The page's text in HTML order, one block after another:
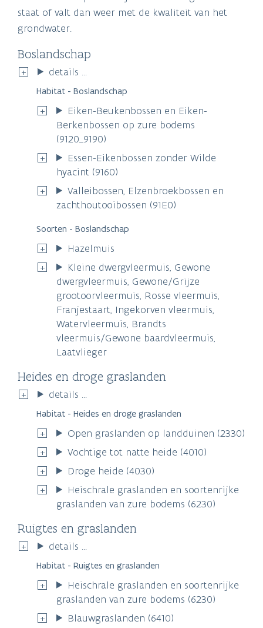
staat of valt dan weer met de kwaliteit van het
grondwater.
Boslandschap
details ...
Habitat - Boslandschap
Eiken-Beukenbossen en Eiken-
Berkenbossen op zure bodems
(9120_9190)
Essen-Eikenbossen zonder Wilde
hyacint (9160)
Valleibossen, Elzenbroekbossen en
zachthoutooibossen (91E0)
Soorten - Boslandschap
Hazelmuis
Kleine dwergvleermuis, Gewone
dwergvleermuis, Gewone/Grijze
grootoorvleermuis, Rosse vleermuis,
Franjestaart, Ingekorven vleermuis,
Watervleermuis, Brandts
vleermuis/Gewone baardvleermuis,
Laatvlieger
Heides en droge graslanden
details ...
Habitat - Heides en droge graslanden
Open graslanden op landduinen (2330)
Vochtige tot natte heide (4010)
Droge heide (4030)
Heischrale graslanden en soortenrijke
graslanden van zure bodems (6230)
Ruigtes en graslanden
details ...
Habitat - Ruigtes en graslanden
Heischrale graslanden en soortenrijke
graslanden van zure bodems (6230)
Blauwgraslanden (6410)